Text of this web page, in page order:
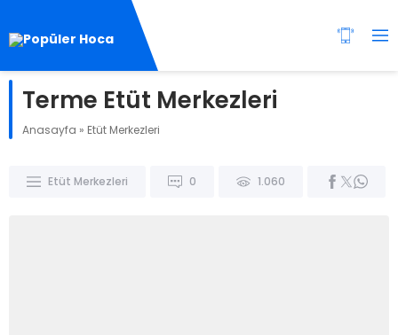
Terme Etüt Merkezleri
Anasayfa » Etüt Merkezleri
Etüt Merkezleri 0 1.060